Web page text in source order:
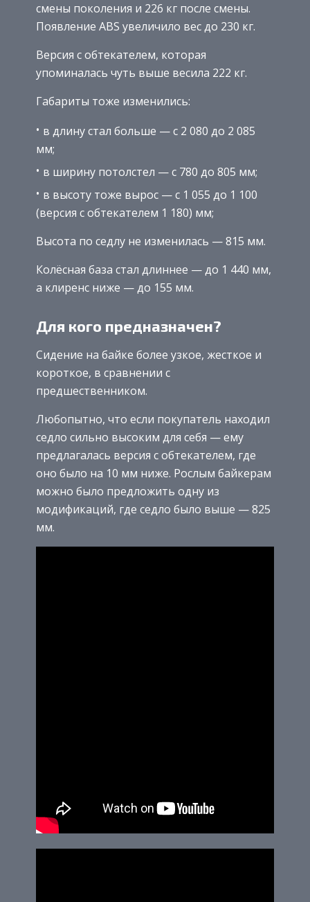
смены поколения и 226 кг после смены.
Появление ABS увеличило вес до 230 кг.
Версия с обтекателем, которая
упоминалась чуть выше весила 222 кг.
Габариты тоже изменились:
в длину стал больше — с 2 080 до 2 085
мм;
в ширину потолстел — с 780 до 805 мм;
в высоту тоже вырос — с 1 055 до 1 100
(версия с обтекателем 1 180) мм;
Высота по седлу не изменилась — 815 мм.
Колёсная база стал длиннее — до 1 440 мм,
а клиренс ниже — до 155 мм.
Для кого предназначен?
Сидение на байке более узкое, жесткое и
короткое, в сравнении с
предшественником.
Любопытно, что если покупатель находил
седло сильно высоким для себя — ему
предлагалась версия с обтекателем, где
оно было на 10 мм ниже. Рослым байкерам
можно было предложить одну из
модификаций, где седло было выше — 825
мм.